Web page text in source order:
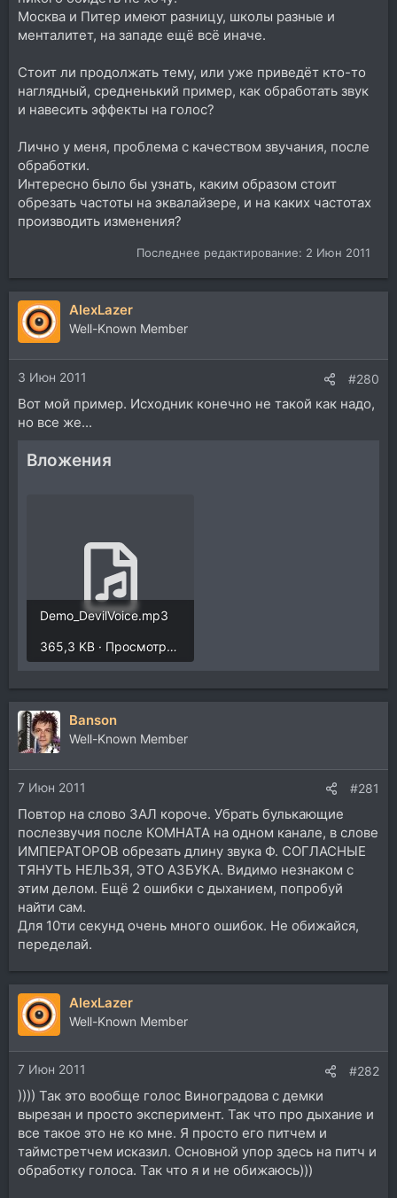
Москва и Питер имеют разницу, школы разные и
менталитет, на западе ещё всё иначе.
Стоит ли продолжать тему, или уже приведёт кто-то
наглядный, средненький пример, как обработать звук
и навесить эффекты на голос?
Лично у меня, проблема с качеством звучания, после
обработки.
Интересно было бы узнать, каким образом стоит
обрезать частоты на эквалайзере, и на каких частотах
производить изменения?
Последнее редактирование: 2 Июн 2011
AlexLazer
Well-Known Member
3 Июн 2011 #280
Вот мой пример. Исходник конечно не такой как надо,
но все же...
Вложения
Demo_DevilVoice.mp3
365,3 KB · Просмотры: 133
Banson
Well-Known Member
7 Июн 2011 #281
Повтор на слово ЗАЛ короче. Убрать булькающие
послезвучия после КОМНАТА на одном канале, в слове
ИМПЕРАТОРОВ обрезать длину звука Ф. СОГЛАСНЫЕ
ТЯНУТЬ НЕЛЬЗЯ, ЭТО АЗБУКА. Видимо незнаком с
этим делом. Ещё 2 ошибки с дыханием, попробуй
найти сам.
Для 10ти секунд очень много ошибок. Не обижайся,
переделай.
AlexLazer
Well-Known Member
7 Июн 2011 #282
)))) Так это вообще голос Виноградова с демки
вырезан и просто эксперимент. Так что про дыхание и
все такое это не ко мне. Я просто его питчем и
таймстретчем исказил. Основной упор здесь на питч и
обработку голоса. Так что я и не обижаюсь)))